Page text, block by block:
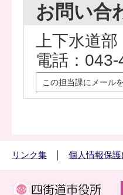
お問い合
上下水道
電話：
この担当課にメール
リンク集 個人情報保護